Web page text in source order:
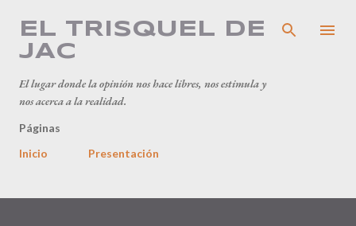
Ir al contenido principal
EL TRISQUEL DE
JAC
El lugar donde la opinión nos hace libres, nos estimula y
nos acerca a la realidad.
Páginas
Inicio
Presentación